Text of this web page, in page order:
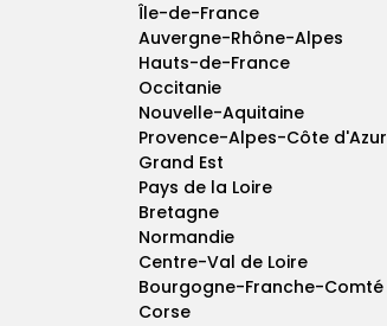
Île-de-France
Auvergne-Rhône-Alpes
Hauts-de-France
Occitanie
Nouvelle-Aquitaine
Provence-Alpes-Côte d'Azur
Grand Est
Pays de la Loire
Bretagne
Normandie
Centre-Val de Loire
Bourgogne-Franche-Comté
Corse